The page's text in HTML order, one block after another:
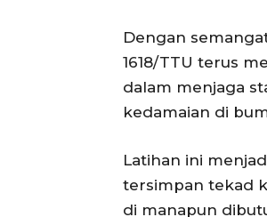
Dengan
1618/TTU terus
dalam menjaga
kedamaian di
Latihan ini
tersimpan tekad
di manapun